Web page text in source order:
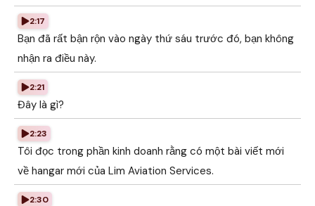
2:17
Bạn đã rất bận rộn vào ngày thứ sáu trước đó, bạn không
nhận ra điều này.
2:21
Đây là gì?
2:23
Tôi đọc trong phần kinh doanh rằng có một bài viết mới
về hangar mới của Lim Aviation Services.
2:30